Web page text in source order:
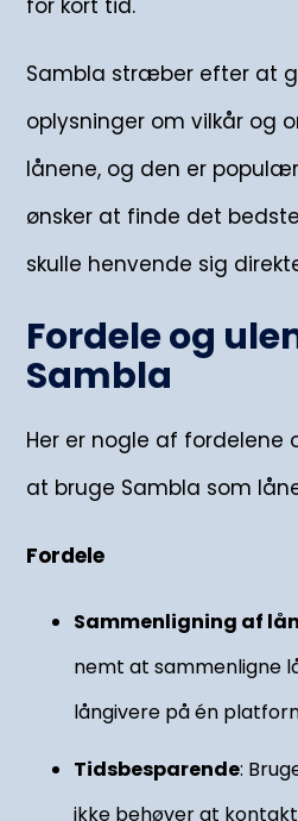
for kort tid.
Sambla stræber efter at
oplysninger om vilkår og
lånene, og den er
ønsker at finde det
skulle henvende sig
Fordele og
Sambla
Her er nogle af fordelene
at bruge Sambla som
Fordele
Sammenligning af
nemt at sammenligne
långivere på én
Tidsbesparende:
ikke behøver at